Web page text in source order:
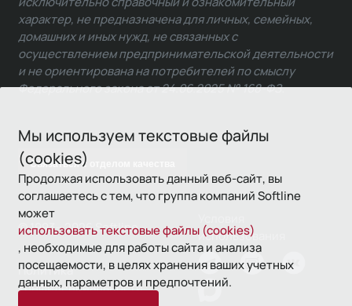
Мы используем текстовые файлы
(cookies)
Продолжая использовать данный веб-сайт, вы
соглашаетесь с тем, что группа компаний Softline
может
использовать текстовые файлы (cookies)
, необходимые для работы сайта и анализа
посещаемости, в целях хранения ваших учетных
данных, параметров и предпочтений.
Связаться с отделом качества
характер, не предназначена для личных, семейных,
домашних и иных нужд, не связанных с
осуществлением предпринимательской деятельности
и не ориентирована на потребителей по смыслу
Федерального закона от 24.06.2025 № 168-ФЗ.
© 1993—2026 Softline
использования
Политика
конфиденциальности